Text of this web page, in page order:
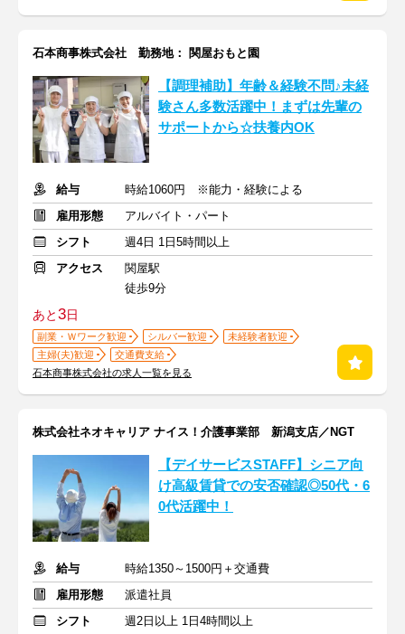
石本商事株式会社 勤務地： 関屋おもと園
【調理補助】年齢＆経験不問♪未経
験さん多数活躍中！まずは先輩の
サポートから☆扶養内OK
給与
時給1060円 ※能力・経験による
雇用形態
アルバイト・パート
シフト
週4日 1日5時間以上
アクセス
関屋駅
徒歩9分
あと3日
副業・Ｗワーク歓迎 シルバー歓迎
未経験者歓迎
主婦(夫)歓迎
交通費支給
石本商事株式会社の求人一覧を見る
株式会社ネオキャリア ナイス！介護事業部 新潟支店／NGT
【デイサービスSTAFF】シニア向
け高級賃貸での安否確認◎50代・6
0代活躍中！
給与
時給1350～1500円＋交通費
雇用形態
派遣社員
シフト
週2日以上 1日4時間以上